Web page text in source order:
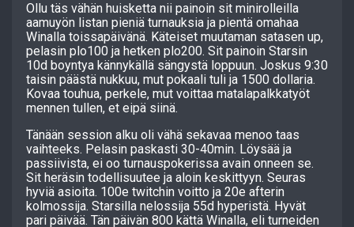
Ollu täs vähän huisketta nii painoin sit minirolleilla
aamuyön listan pieniä turnauksia ja pientä omahaa
Winalla toissapäivänä. Käteiset muutaman satasen up,
pelasin plo100 ja hetken plo200. Sit painoin Starsin
10d boyntya kännykällä sängystä loppuun. Joskus 9:30
taisin päästä nukkuu, mut pokaali tuli ja 1500 dollaria.
Kovaa touhua, perkele, mut voittaa matalapalkkatyöt
mennen tullen, et eipä siinä.
Tänään session alku oli vähä sekavaa menoo taas
vaihteeks. Pelasin paskasti 30-40min. Löysää ja
passiivista, ei oo turnauspokerissa avain onneen se.
Sit heräsin todellisuutee ja aloin keskittyyn. Seuras
hyviä asioita. 100e twitchin voitto ja 20e afterin
kolmossija. Starsilla nelossija 55d hyperistä. Hyvät
pari päivää. Tän päivän 800 kättä Winalla, eli turneiden